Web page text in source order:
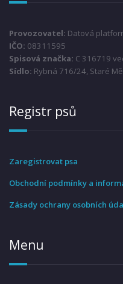
Provozovatel: Datová
IČO: 08311595
Spisová značka: C 316719
Sídlo: Rybná 716/24, Staré
Registr psů
Zaregistrovat psa
Obchodní podmínky a
Zásady ochrany osobních
Menu